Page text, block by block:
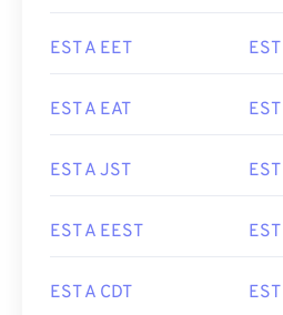
EST A EET
EST A EAT
EST A JST
EST A EEST
EST A CDT